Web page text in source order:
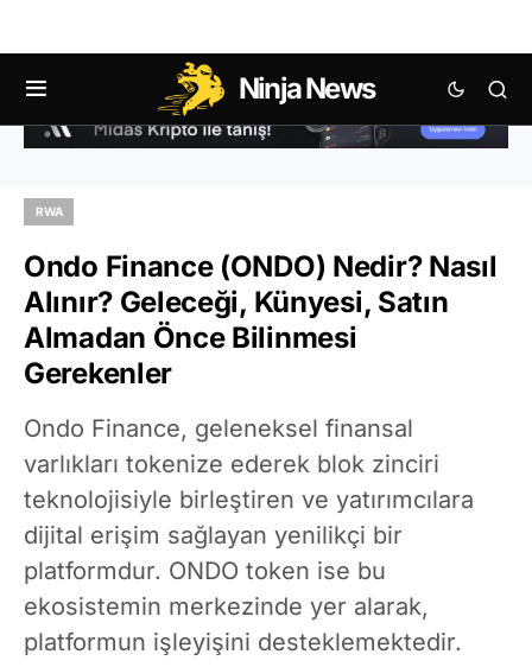
Ninja News
RWA
Ondo Finance (ONDO) Nedir? Nasıl
Alınır? Geleceği, Künyesi, Satın
Almadan Önce Bilinmesi
Gerekenler
Ondo Finance, geleneksel finansal
varlıkları tokenize ederek blok zinciri
teknolojisiyle birleştiren ve yatırımcılara
dijital erişim sağlayan yenilikçi bir
platformdur. ONDO token ise bu
ekosistemin merkezinde yer alarak,
platformun işleyişini desteklemektedir.